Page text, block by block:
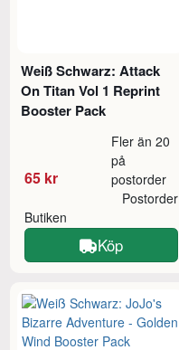
Weiß Schwarz: Attack
On Titan Vol 1 Reprint
Booster Pack
65 kr
Fler än 20
på
postorder
Butiken
Postorder
Köp